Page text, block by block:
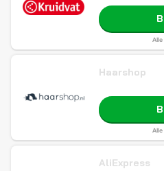
Alle
Haarshop
Alle
AliExpress